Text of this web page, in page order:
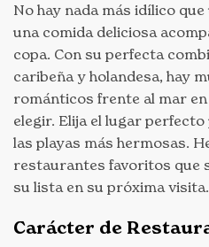
No hay nada más idílico
una comida deliciosa
copa. Con su perfecta
caribeña y holandesa, hay
románticos frente al mar
elegir. Elija el lugar
las playas más hermosas.
restaurantes favoritos que
su lista en su próxima visita.
Carácter de